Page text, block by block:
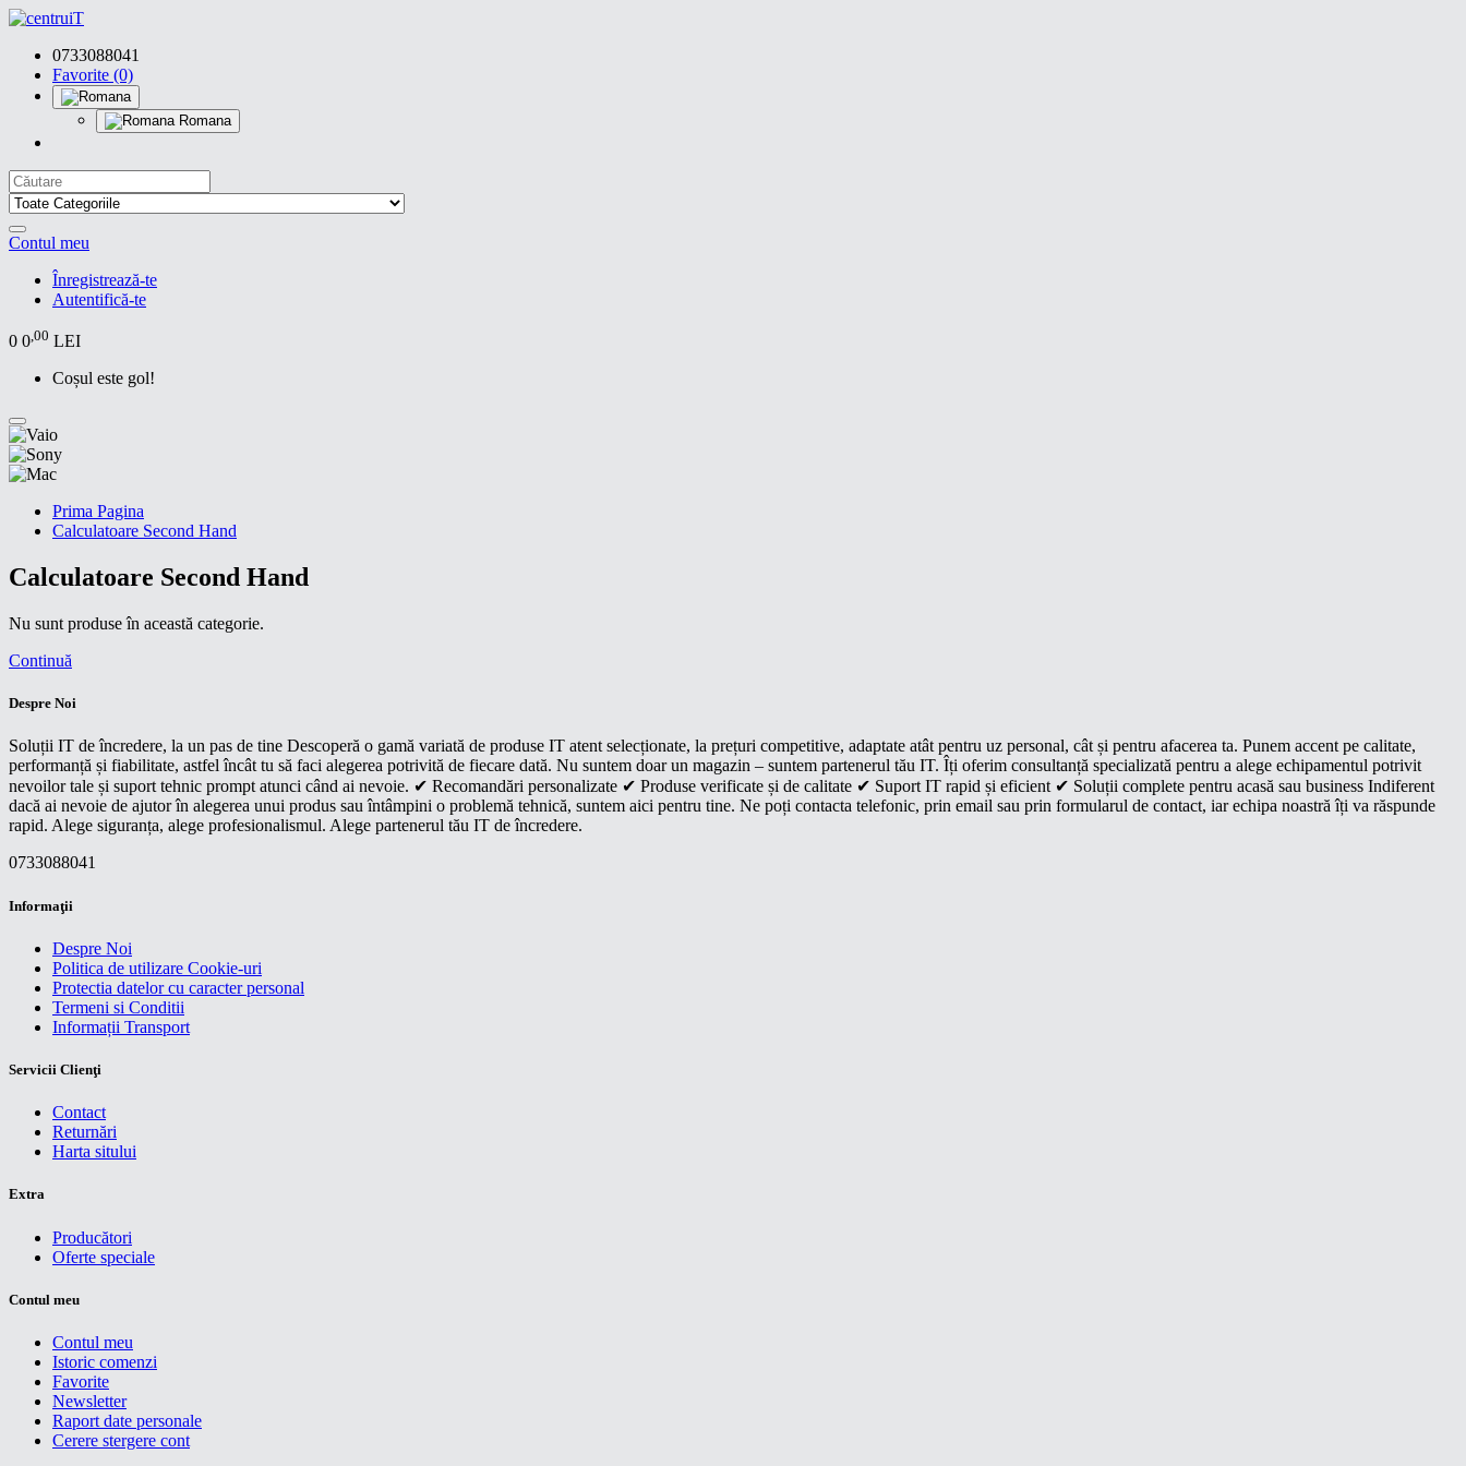
0733088041
Favorite (0)
Romana
Contul meu
Înregistrează-te
Autentifică-te
0 0,00 LEI
Coșul este gol!
Prima Pagina
Calculatoare Second Hand
Calculatoare Second Hand
Nu sunt produse în această categorie.
Continuă
Despre Noi
Soluții IT de încredere, la un pas de tine Descoperă o gamă variată de produse IT atent selecționate, la prețuri competitive, adaptate atât pentru uz personal, cât și pentru afacerea ta. Punem accent pe calitate,
performanță și fiabilitate, astfel încât tu să faci alegerea potrivită de fiecare dată. Nu suntem doar un magazin – suntem partenerul tău IT. Îți oferim consultanță specializată pentru a alege echipamentul potrivit
nevoilor tale și suport tehnic prompt atunci când ai nevoie. ✔ Recomandări personalizate ✔ Produse verificate și de calitate ✔ Suport IT rapid și eficient ✔ Soluții complete pentru acasă sau business Indiferent
dacă ai nevoie de ajutor în alegerea unui produs sau întâmpini o problemă tehnică, suntem aici pentru tine. Ne poți contacta telefonic, prin email sau prin formularul de contact, iar echipa noastră îți va răspunde
rapid. Alege siguranța, alege profesionalismul. Alege partenerul tău IT de încredere.
0733088041
Informaţii
Despre Noi
Politica de utilizare Cookie-uri
Protectia datelor cu caracter personal
Termeni si Conditii
Informații Transport
Servicii Clienţi
Contact
Returnări
Harta sitului
Extra
Producători
Oferte speciale
Contul meu
Contul meu
Istoric comenzi
Favorite
Newsletter
Raport date personale
Cerere stergere cont